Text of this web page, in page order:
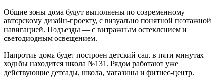
Общие зоны дома будут выполнены по современному
авторскому дизайн-проекту, с визуально понятной поэтажной
навигацией. Подъезды — с витражным остеклением и
светодиодным освещением.
Напротив дома будет построен детский сад, в пяти минутах
ходьбы находится школа №131. Рядом работают уже
действующие детсады, школа, магазины и фитнес-центр.